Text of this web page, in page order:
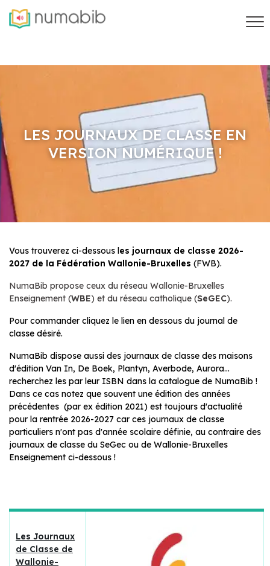
LES JOURNAUX DE CLASSE EN
VERSION NUMÉRIQUE !
Vous trouverez ci-dessous les journaux de classe 2026-
2027 de la Fédération Wallonie-Bruxelles (FWB).
NumaBib propose ceux du réseau Wallonie-Bruxelles
Enseignement (WBE) et du réseau catholique (SeGEC).
Pour commander cliquez le lien en dessous du journal de
classe désiré.
NumaBib dispose aussi des journaux de classe des maisons
d'édition Van In, De Boek, Plantyn, Averbode, Aurora...
recherchez les par leur ISBN dans la catalogue de NumaBib !
Dans ce cas notez que souvent une édition des années
précédentes (par ex édition 2021) est toujours d'actualité
pour la rentrée 2026-2027 car ces journaux de classe
particuliers n'ont pas d'année scolaire définie, au contraire des
journaux de classe du SeGec ou de Wallonie-Bruxelles
Enseignement ci-dessous !
Les Journaux
de Classe de
Wallonie-